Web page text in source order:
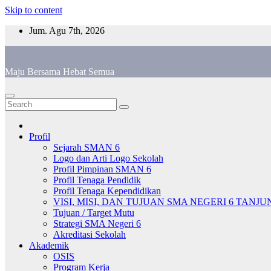
Skip to content
Jum. Agu 7th, 2026
Maju Bersama Hebat Semua
Profil
Sejarah SMAN 6
Logo dan Arti Logo Sekolah
Profil Pimpinan SMAN 6
Profil Tenaga Pendidik
Profil Tenaga Kependidikan
VISI, MISI, DAN TUJUAN SMA NEGERI 6
Tujuan / Target Mutu
Strategi SMA Negeri 6
Akreditasi Sekolah
Akademik
OSIS
Program Kerja